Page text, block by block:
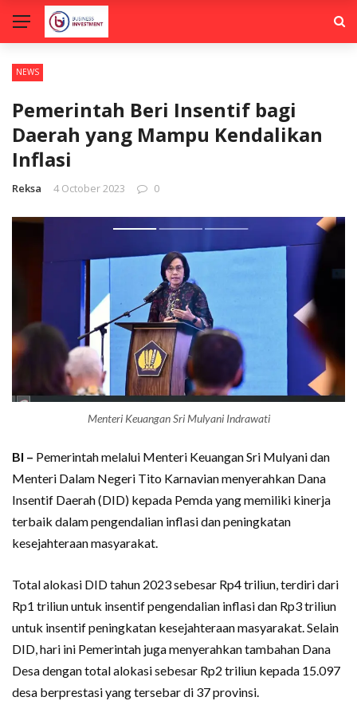
NEWS
Pemerintah Beri Insentif bagi
Daerah yang Mampu Kendalikan
Inflasi
Reksa 4 October 2023 0
Menteri Keuangan Sri Mulyani Indrawati
BI – Pemerintah melalui Menteri Keuangan Sri Mulyani dan
Menteri Dalam Negeri Tito Karnavian menyerahkan Dana
Insentif Daerah (DID) kepada Pemda yang memiliki kinerja
terbaik dalam pengendalian inflasi dan peningkatan
kesejahteraan masyarakat.
Total alokasi DID tahun 2023 sebesar Rp4 triliun, terdiri dari
Rp1 triliun untuk insentif pengendalian inflasi dan Rp3 triliun
untuk insentif peningkatan kesejahteraan masyarakat. Selain
DID, hari ini Pemerintah juga menyerahkan tambahan Dana
Desa dengan total alokasi sebesar Rp2 triliun kepada 15.097
desa berprestasi yang tersebar di 37 provinsi.